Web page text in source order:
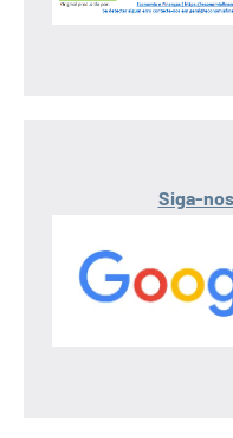
Siga-